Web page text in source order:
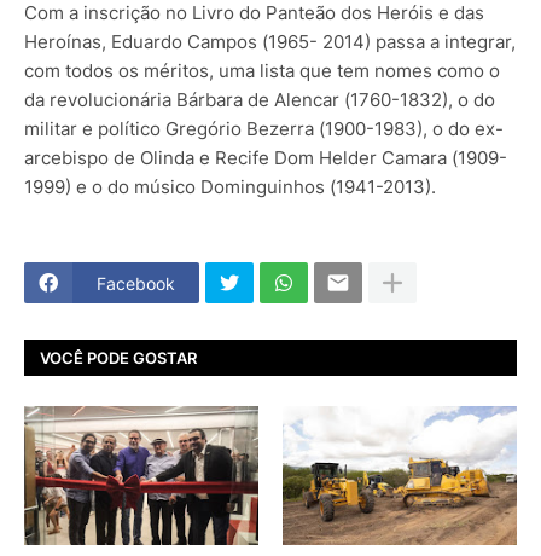
Com a inscrição no Livro do Panteão dos Heróis e das
Heroínas, Eduardo Campos (1965- 2014) passa a integrar,
com todos os méritos, uma lista que tem nomes como o
da revolucionária Bárbara de Alencar (1760-1832), o do
militar e político Gregório Bezerra (1900-1983), o do ex-
arcebispo de Olinda e Recife Dom Helder Camara (1909-
1999) e o do músico Dominguinhos (1941-2013).
Facebook
VOCÊ PODE GOSTAR